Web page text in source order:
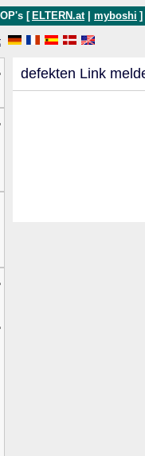
[ ELTERN.at myboshi ]
defekten Link